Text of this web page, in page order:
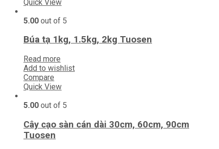
Quick View
5.00 out of 5
Búa tạ 1kg, 1.5kg, 2kg Tuosen
Read more
Add to wishlist
Compare
Quick View
5.00 out of 5
Cây cạo sàn cán dài 30cm, 60cm, 90cm
Tuosen